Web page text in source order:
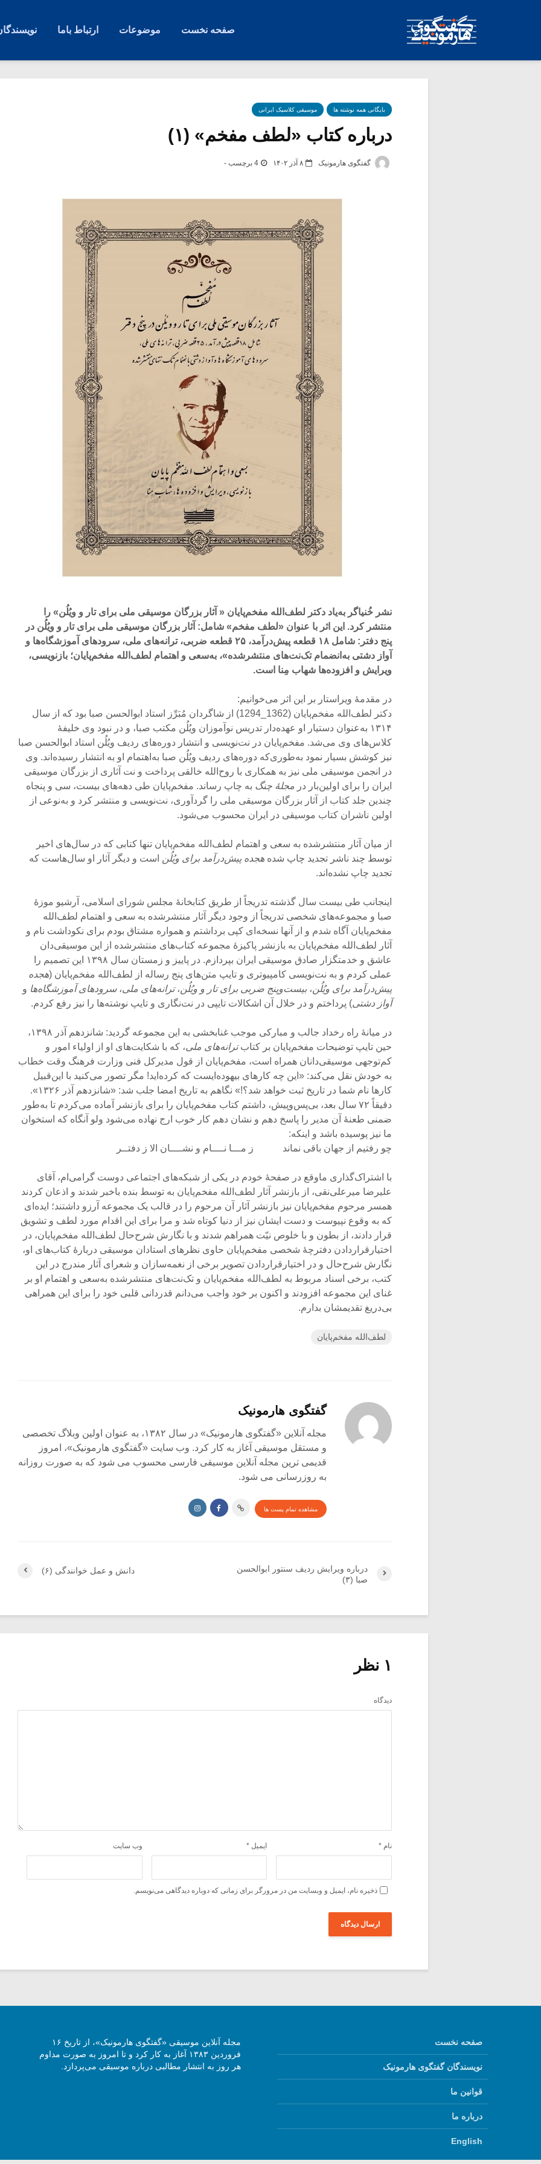
صفحه نخست موضوعات ارتباط باما
بایگانی همه نوشته ها موسیقی کلاسیک ایرانی
درباره کتاب «لطف مفخم» (۱)
گفتگوی هارمونیک ۸ آذر ۱۴۰۲ 4 برچسب -
نشر خُنیاگر به‌یاد دکتر لطف‌الله مفخم‌پایان « آثار بزرگان موسیقی ملی برای تار و ویُلُن» را
منتشر کرد. این اثر با عنوان «لطف مفخم» شامل: آثار بزرگان موسیقی ملی برای تار و ویُلُن در
پنج دفتر: شامل ۱۸ قطعه پیش‌درآمد، ۲۵ قطعه ضربی، ترانه‌های ملی، سرودهای آموزشگاه‌ها و
آواز دشتی به‌انضمام تک‌نت‌های منتشرشده»، به‌سعی و اهتمام لطف‌الله مفخم‌پایان؛ بازنویسی،
ویرایش و افزوده‌ها شهاب مِنا است.
در مقدمۀ ویراستار بر این اثر می‌خوانیم:
دکتر لطف‌الله مفخم‌پایان (1362_1294) از شاگردان مُبَرِّز استاد ابوالحسن صبا بود که از سال
۱۳۱۴ به‌عنوان دستیار او عهده‌دار تدریس نوآموزان ویُلُن مکتب صبا، و در نبود وی خلیفۀ
کلاس‌های وی می‌شد. مفخم‌پایان در نت‌نویسی و انتشار دوره‌های ردیف ویُلُن استاد ابوالحسن صبا
نیز کوشش بسیار نمود به‌طوری‌که دوره‌های ردیف ویُلُن صبا به‌اهتمام او به انتشار رسیده‌اند. وی
در انجمن موسیقی ملی نیز به همکاری با روح‌الله خالقی پرداخت و نت آثاری از بزرگان موسیقی
ایران را برای اولین‌بار در مجلۀ‌ چنگ به چاپ رساند. مفخم‌پایان طی دهه‌های‌ بیست، سی و پنجاه
چندین جلد کتاب از آثار بزرگان موسیقی ملی را گردآوری،‌ نت‌نویسی و منتشر کرد و به‌نوعی از
اولین ناشران کتاب موسیقی در ایران محسوب می‌شود.
از میان آثار منتشرشده به سعی و اهتمام لطف‌الله مفخم‌پایان تنها کتابی که در سال‌های اخیر
توسط چند ناشر تجدید چاپ شده هجده پیش‌درآمد برای ویُلُن است و دیگر آثار او سال‌هاست که
تجدید چاپ نشده‌اند.
اینجانب طی بیست‌ سال گذشته تدریجاً از طریق کتابخانۀ مجلس شورای اسلامی، آرشیو موزۀ
صبا و مجموعه‌های شخصی تدریجاً از وجود دیگر آثار منتشرشده به سعی و اهتمام لطف‌الله
مفخم‌پایان آگاه شدم و از آنها نسخه‌ای کپی برداشتم و همواره مشتاق بودم برای نکوداشت نام و
آثار لطف‌الله مفخم‌پایان به بازنشر پاکیزۀ مجموعه کتاب‌های منتشرشده از این موسیقی‌دان
عاشق و خدمتگزار صادق موسیقی ایران بپردازم. در پاییز و زمستان سال ۱۳۹۸ این تصمیم را
عملی کردم و به نت‌نویسی کامپیوتری و تایپ متن‌های پنج رساله از لطف‌الله مفخم‌پایان (هجده
پیش‌درآمد برای ویُلُن، بیست‌وپنج ضربی برای تار و ویُلُن،ترانه‌های ملی،سرودهای آموزشگاه‌ها و
آواز دشتی) پرداختم و در خلال آن اشکالات تایپی در نت‌نگاری و تایپ نوشته‌ها را نیز رفع کردم.
در میانۀ راه رخداد جالب و مبارکی موجب غنابخشی به این مجموعه گردید: شانزدهم آذر ۱۳۹۸،
حین تایپ توضیحات مفخم‌پایان بر کتابترانه‌های ملی، که با شکایت‌های او از اولیاء امور و
کم‌توجهی موسیقی‌دانان همراه است، مفخم‌پایان از قول مدیرکل فنی وزارت فرهنگ وقت خطاب
به خودش نقل می‌کند: «این چه کارهای بیهوده‌ایست که کرده‌اید! مگر تصور می‌کنید با این‌قبیل
کارها نام شما در تاریخ ثبت خواهد شد؟!» نگاهم به تاریخ امضا جلب شد: «شانزدهم آذر ۱۳۲۶».
دقیقاً ۷۲ سال بعد، بی‌پس‌وپیش، داشتم کتاب مفخم‌پایان را برای بازنشر آماده می‌کردم تا به‌طور
ضمنی طعنۀ آن مدیر را پاسخ دهم و نشان دهم کار خوب ارج نهاده می‌شود ولو آنگاه که استخوان
ما نیز پوسیده باشد و اینکه:
چو رفتیم از جهان باقی نماند ز مـــا نــــام و نشــــان الا ز دفتــر
با اشتراک‌گذاری ماوقع در صفحۀ خودم در یکی از شبکه‌های اجتماعی دوست گرامی‌ام، آقای
علیرضا میرعلی‌نقی، از بازنشر آثار لطف‌الله مفخم‌پایان به توسط بنده باخبر شدند و اذعان کردند
همسر مرحوم مفخم‌پایان نیز بازنشر آثار آن مرحوم را در قالب یک مجموعه آرزو داشتند؛ ایده‌ای
که به وقوع نپیوست و دست ایشان نیز از دنیا کوتاه شد و مرا برای این اقدام مورد لطف و تشویق
قرار دادند، از بطون و با خلوص نیّت همراهم شدند و با نگارش شرح‌حال لطف‌الله مفخم‌پایان، در
اختیارقراردادن دفترچۀ شخصی مفخم‌پایان حاوی نظرهای استادان موسیقی دربارۀ کتاب‌های او،
نگارش شرح‌حال و در اختیارقراردادن تصویر برخی از نغمه‌سازان و شعرای آثار مندرج در این
کتب، برخی اسناد مربوط به لطف‌الله مفخم‌پایان و تک‌نت‌های منتشرشده به‌سعی و اهتمام او بر
غنای این مجموعه افزودند و اکنون بر خود واجب می‌دانم قدردانی قلبی خود را برای این همراهی
بی‌دریغ تقدیمشان بدارم.
لطف‌الله مفخم‌پایان
گفتگوی هارمونیک
مجله آنلاین «گفتگوی هارمونیک» در سال ۱۳۸۲، به عنوان اولین وبلاگ تخصصی
و مستقل موسیقی آغاز به کار کرد. وب سایت «گفتگوی هارمونیک»، امروز
قدیمی ترین مجله آنلاین موسیقی فارسی محسوب می شود که به صورت روزانه
به روزرسانی می شود.
مشاهده تمام پست ها
دانش و عمل خوانندگی (۶)
درباره ویرایش ردیف سنتور ابوالحسن
صبا (۳)
۱ نظر
دیدگاه
نام * ایمیل * وب‌ سایت
ذخیره نام، ایمیل و وبسایت من در مرورگر برای زمانی که دوباره دیدگاهی می‌نویسم.
صفحه نخست
نویسندگان گفتگوی هارمونیک
قوانین ما
درباره ما
English
مجله آنلاین موسیقی «گفتگوی هارمونیک»، از تاریخ ۱۶
فروردین ۱۳۸۳ آغاز به کار کرد و تا امروز به صورت مداوم
هر روز به انتشار مطالبی درباره موسیقی می‌پردازد.